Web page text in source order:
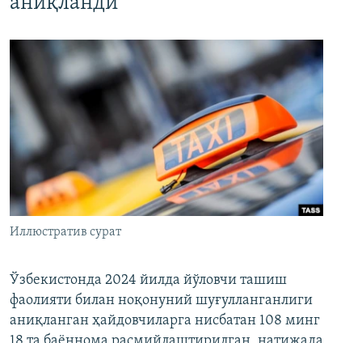
Иллюстратив сурат
Ўзбекистонда 2024 йилда йўловчи ташиш
фаолияти билан ноқонуний шуғулланганлиги
аниқланган ҳайдовчиларга нисбатан 108 минг